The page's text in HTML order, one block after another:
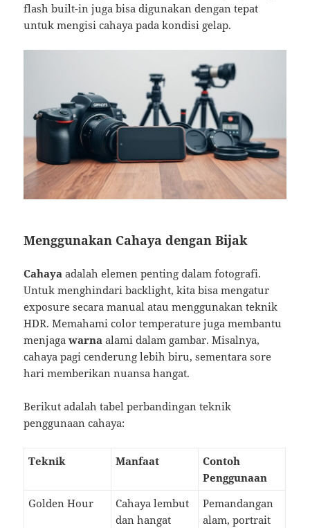
flash built-in juga bisa digunakan dengan tepat
untuk mengisi cahaya pada kondisi gelap.
Menggunakan Cahaya dengan Bijak
Cahaya adalah elemen penting dalam fotografi.
Untuk menghindari backlight, kita bisa mengatur
exposure secara manual atau menggunakan teknik
HDR. Memahami color temperature juga membantu
menjagawarna alami dalam gambar. Misalnya,
cahaya pagi cenderung lebih biru, sementara sore
hari memberikan nuansa hangat.
Berikut adalah tabel perbandingan teknik
penggunaan cahaya:
Teknik Manfaat
Contoh
Penggunaan
Golden Hour
Cahaya lembut
dan hangat
Pemandangan
alam, portrait